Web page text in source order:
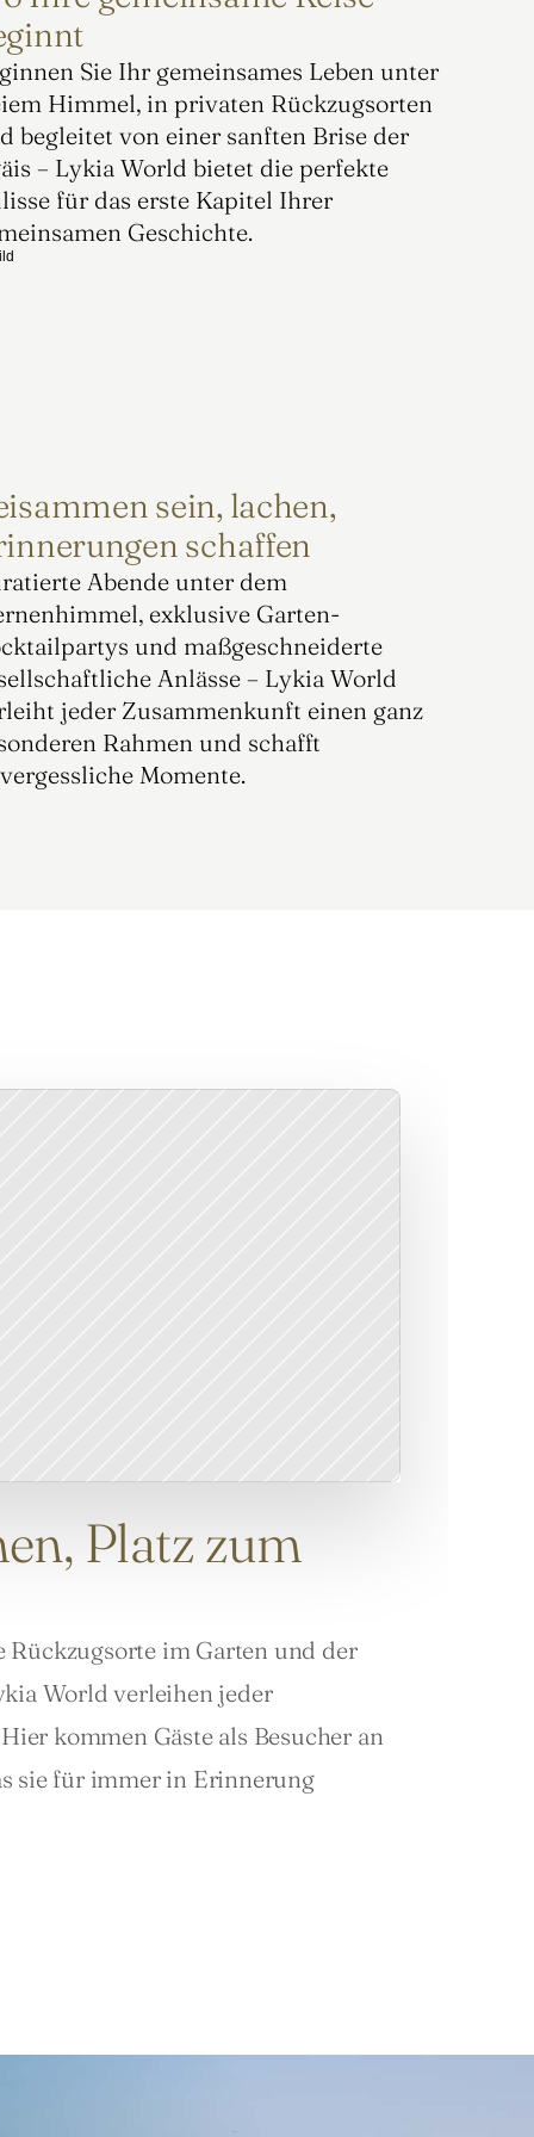
Sie Ihr gemeinsames Leben unter
Himmel, in privaten Rückzugsorten
begleitet von einer sanften Brise der
– Lykia World bietet die perfekte
für das erste Kapitel Ihrer
Geschichte.
sein, lachen,
schaffen
Abende unter dem
exklusive Garten-
und maßgeschneiderte
Anlässe – Lykia World
jeder Zusammenkunft einen ganz
Rahmen und schafft
Momente.
Platz zum
im Garten und der
World verleihen jeder
kommen Gäste als Besucher an
sie für immer in Erinnerung